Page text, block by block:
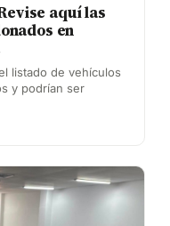
aquí las
en
listado de vehículos
y podrían ser